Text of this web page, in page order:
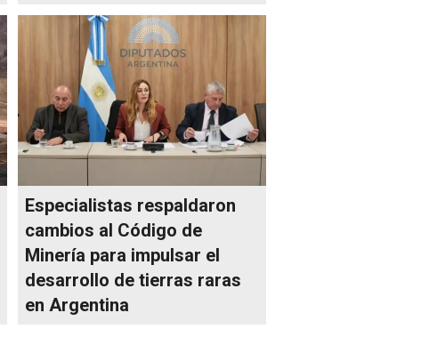
Especialistas respaldaron
cambios al Código de
Minería para impulsar el
desarrollo de tierras raras
en Argentina